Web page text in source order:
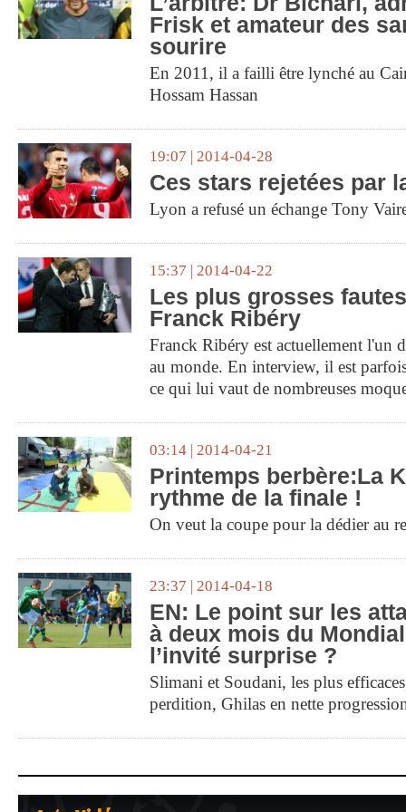
Frisk et amateur des
sourire
En 2011, il a failli être lynché au
Hossam Hassan
19:07 | 2014-04-28
Ces stars rejetées par
Lyon a refusé un échange Tony
15:37 | 2014-04-22
Les plus grosses
Franck Ribéry
Franck Ribéry est actuellement l'un
au monde. En interview, il est
ce qui lui vaut de nombreuses
03:14 | 2014-04-21
Printemps berbère:La
rythme de la finale !
On veut la coupe pour la dédier au
23:37 | 2014-04-18
EN: Le point sur les
à deux mois du
l’invité surprise ?
Slimani et Soudani, les plus
perdition, Ghilas en nette